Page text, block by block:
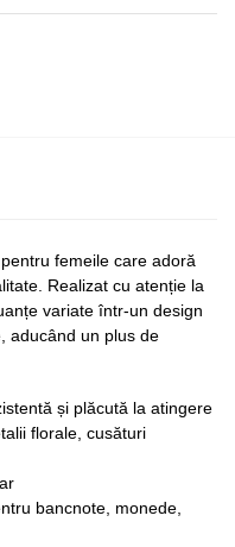
femeile care adoră
Realizat cu atenție la
variate într-un design
aducând un plus de
și plăcută la atingere
florale, cusături
bancnote, monede,